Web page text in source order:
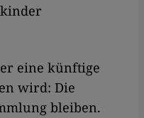
eine künftige
wird: Die
bleiben.